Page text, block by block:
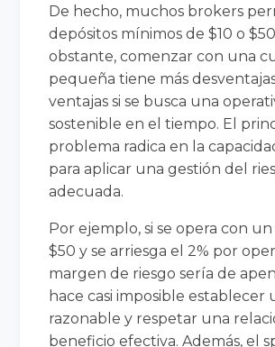
De hecho, muchos brokers
depósitos mínimos de $10 o
obstante, comenzar con una
pequeña tiene más
ventajas si se busca una
sostenible en el tiempo. El
problema radica en la
para aplicar una gestión del
adecuada.
Por ejemplo, si se opera con
$50 y se arriesga el 2% por
margen de riesgo sería de
hace casi imposible establecer
razonable y respetar una
beneficio efectiva. Además, el